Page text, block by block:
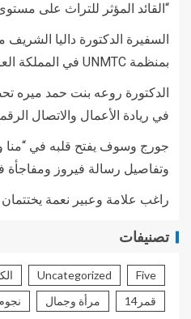
“القائد المؤثر للتراث على مستوى
السفيرة الدكتورة داليا الشريف
بمنظمة UNMTC في المملكة العربية السعودية
الدكتورة روعه بنت حمد ميره
في ريادة الأعمال والاتصال
جورج وسوف يفتح قلبه في “منا
وتفاصيل رسالة فيروز ومفاجأة
راغب علامة وعبير نعمة
تصنيفات
Five
Uncategorized
قمر14
مرأة وجمال